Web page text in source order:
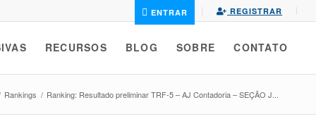
ENTRAR REGISTRAR
RECURSOS BLOG SOBRE CONTATO
Rankings / Ranking: Resultado preliminar TRF-5 – AJ Contadoria – SEÇÃO J...